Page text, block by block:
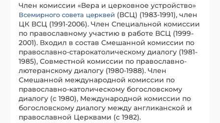
Член комиссии «Вера и церковное устройство»
Всемирного совета церквей (ВСЦ) (1983-1991), член
ЦК ВСЦ (1991-2006). Член Специальной комиссии
по православному участию в работе ВСЦ (1999-
2001). Входил в состав Смешанной комиссии по
православно-старокатолическому диалогу (1981-
1985), Совместной комиссии по православно-
лютеранскому диалогу (1980-1988). Член
Смешанной международной комиссии по
православно-католическому богословскому
диалогу (с 1980), Международной комиссии по
богословскому диалогу между англиканской и
православной Церквами (с 1982).